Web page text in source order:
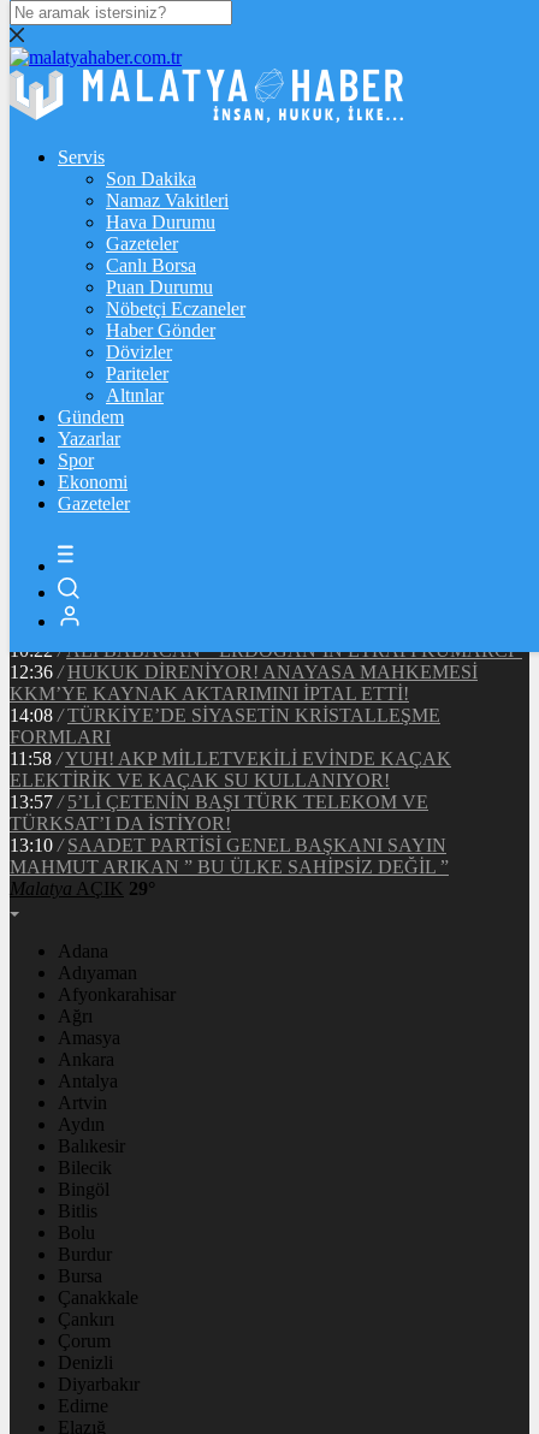
DOLAR
47,7060$% 0.17
EURO
STERLİN
% 0.05
GRAM ALTIN
%1,28
ÇEYREK ALTIN
%0,97
Servis
Son Dakika
Namaz Vakitleri
Hava Durumu
Gazeteler
Canlı Borsa
Puan Durumu
Nöbetçi Eczaneler
Haber Gönder
Dövizler
Pariteler
Altınlar
Gündem
Yazarlar
Spor
Ekonomi
Gazeteler
18:30 / ÖZEL: İMAMOĞLU DAVASINA 1 YIL 10 AYLIK
HAKİMİ ATADILAR DERKEN KENDİSİNİ KANTARA
/ KORKUNÇ VE ORGANİZE HIRSIZLIK
15:36
/ TÜRKİYE’DE VE ALMANYA’DA, MAAŞ VE ÜCRET
DENGELERİ
ŞAMAR OĞLANINA DÖNDÜRÜLEN CHP’YE BİR
GÖZALTI DAHA!
10:22 /ALİ BABACAN ” ERDOĞAN’IN ETRAFI KUMARCI”
12:36 / HUKUK DİRENİYOR! ANAYASA MAHKEMESİ
KKM’YE KAYNAK AKTARIMINI İPTAL ETTİ!
14:08 / TÜRKİYE’DE SİYASETİN KRİSTALLEŞME
FORMLARI
11:58 /YUH! AKP MİLLETVEKİLİ EVİNDE KAÇAK
ELEKTİRİK VE KAÇAK SU KULLANIYOR!
13:57 / 5’Lİ ÇETENİN BAŞI TÜRK TELEKOM VE
TÜRKSAT’I DA İSTİYOR!
13:10 / SAADET PARTİSİ GENEL BAŞKANI SAYIN
MAHMUT ARIKAN ” BU ÜLKE SAHİPSİZ DEĞİL ”
Malatya AÇIK 29°
Adana
Adıyaman
Afyonkarahisar
Ağrı
Amasya
Ankara
Antalya
Artvin
Aydın
Balıkesir
Bilecik
Bingöl
Bitlis
Bolu
Burdur
Bursa
Çanakkale
Çankırı
Çorum
Denizli
Diyarbakır
Edirne
Elazığ